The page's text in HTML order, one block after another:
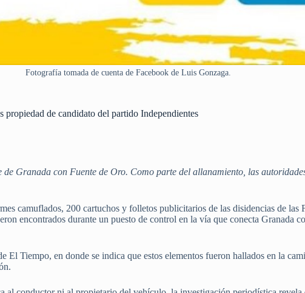
Fotografía tomada de cuenta de Facebook de Luis Gonzaga.
propiedad de candidato del partido Independientes
de Granada con Fuente de Oro. Como parte del allanamiento, las
camuflados, 200 cartuchos y folletos publicitarios de las disidencias de las
encontrados durante un puesto de control en la vía que conecta Granada
El Tiempo, en donde se indica que estos elementos fueron hallados en la